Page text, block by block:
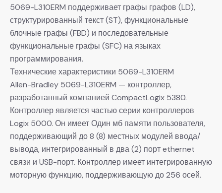
5069-L310ERM поддерживает графы графов (LD),
структурированный текст (ST), функциональные
блочные графы (FBD) и последовательные
функциональные графы (SFC) на языках
программирования.
Технические характеристики 5069-L310ERM
Allen-Bradley 5069-L310ERM — контроллер,
разработанный компанией CompactLogix 5380.
Контроллер является частью серии контроллеров
Logix 5000. Он имеет Один мб памяти пользователя,
поддерживающий до 8 (8) местных модулей ввода/
вывода, интегрированный в два (2) порт ethernet
связи и USB-порт. Контроллер имеет интегрированную
моторную функцию, поддерживающую до 256 осей.